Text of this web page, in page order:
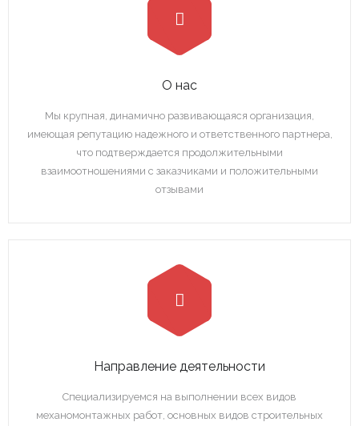
- Профсоюзная организация
- Профилактика здорового образа жизни
- Противодействие коррупции
- Обращение граждан и юридических лиц
О нас
Мы крупная, динамично развивающаяся организация,
имеющая репутацию надежного и ответственного партнера,
что подтверждается продолжительными
взаимоотношениями с заказчиками и положительными
отзывами
Направление деятельности
Специализируемся на выполнении всех видов
механомонтажных работ, основных видов строительных